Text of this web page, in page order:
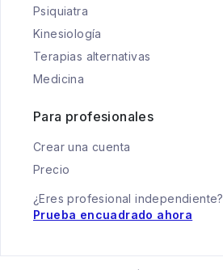
Psiquiatra
Kinesiología
Terapias alternativas
Medicina
Para profesionales
Crear una cuenta
Precio
¿Eres profesional independiente?
Prueba encuadrado ahora